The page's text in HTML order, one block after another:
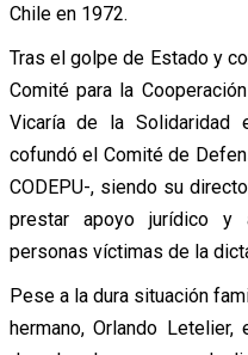
Chile en 1972.
Tras el golpe de Estado y
Comité para la
Vicaría de la Solidaridad
cofundó el Comité de
CODEPU-, siendo su
prestar apoyo jurídico y
personas víctimas de la
Pese a la dura situación
hermano, Orlando